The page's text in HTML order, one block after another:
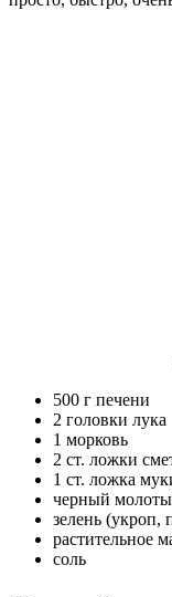
500 г печени
2 головки лука
1 морковь
2 ст. ложки
1 ст. ложка
черный
зелень
растительное
соль